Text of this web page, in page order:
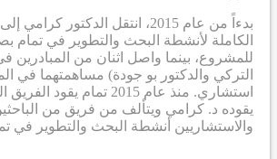
بدءاً من عام 2015، انتقل الدكتور
الكاملة لأنشطة البحث والتطوير في تمام
للمشروع، بينما واصل اثنان من المبادرين
التركي والدكتور بو جودة) مساهمتهما في
استشاري. منذ عام 2015
تمام يقود الفريق
يقوده د. كرامي ويتألف من فريق من
والاستشاريين أنشطة البحث والتطوير في